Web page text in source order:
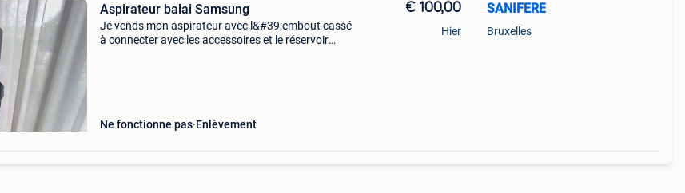
Aspirateur balai Samsung
Je vends mon aspirateur avec l&#39;embout cassé
à connecter avec les accessoires et le réservoir
Ne fonctionne pas Enlèvement
€ 100,00
Hier
SANIFERE
Bruxelles